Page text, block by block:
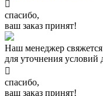

спасибо,
ваш заказ принят!
Наш менеджер
для уточнения условий

спасибо,
ваш заказ принят!